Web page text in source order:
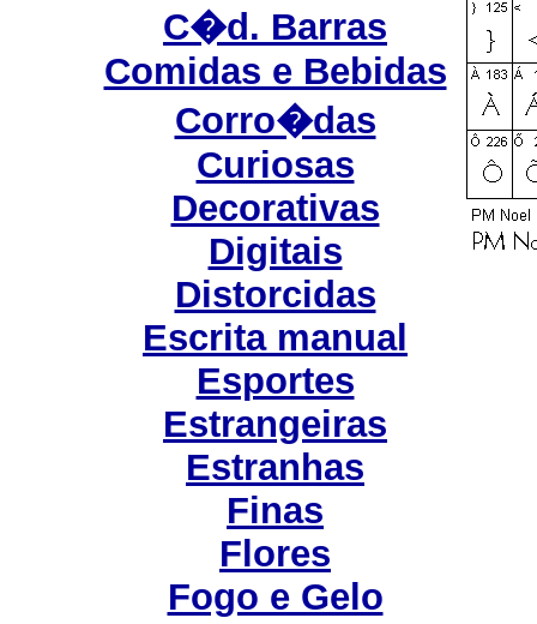
C�d. Barras
Comidas e Bebidas
Corro�das
Curiosas
Decorativas
Digitais
Distorcidas
Escrita manual
Esportes
Estrangeiras
Estranhas
Finas
Flores
Fogo e Gelo